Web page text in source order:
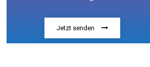
Jetzt senden